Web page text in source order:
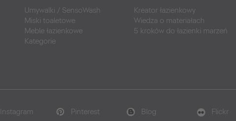
Umywalki / SensoWash
Miski toaletowe
Meble łazienkowe
Kategorie
Kreator łazienkowy
Wiedza o materiałach
5 kroków do łazienki marzeń
Instagram Pinterest Blog
Flickr